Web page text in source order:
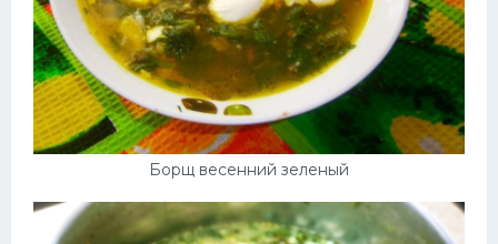
Борщ весенний зеленый